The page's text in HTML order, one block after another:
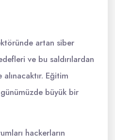
artan siber
ve bu saldırılardan
Eğitim
büyük bir
hackerların